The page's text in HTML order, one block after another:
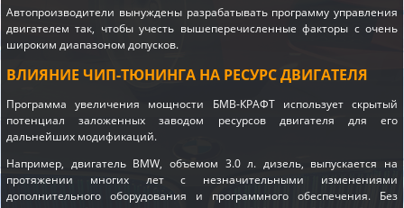
Автопроизводители вынуждены разрабатывать программу управления
двигателем так, чтобы учесть вышеперечисленные факторы с очень
широким диапазоном допусков.
ВЛИЯНИЕ ЧИП-ТЮНИНГА НА РЕСУРС ДВИГАТЕЛЯ
Программа увеличения мощности БМВ-КРАФТ использует скрытый
потенциал заложенных заводом ресурсов двигателя для его
дальнейших модификаций.
Например, двигатель BMW, объемом 3.0 л. дизель, выпускается на
протяжении многих лет с незначительными изменениями
дополнительного оборудования и программного обеспечения. Без